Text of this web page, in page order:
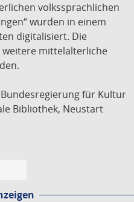
volkssprachlichen
wurden in einem
digitalisiert. Die
mittelalterliche
für Kultur
Bibliothek, Neustart